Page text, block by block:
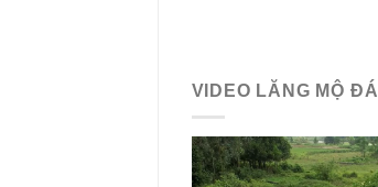
VIDEO LĂNG MỘ ĐÁ